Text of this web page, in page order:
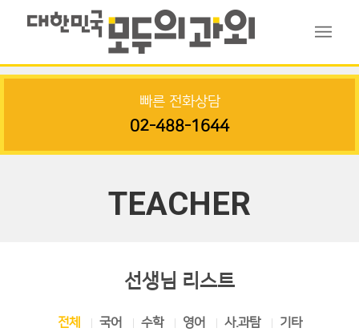
빠른 전화상담
02-488-1644
TEACHER
선생님 리스트
전체 국어 수학 영어 사.과탐 기타